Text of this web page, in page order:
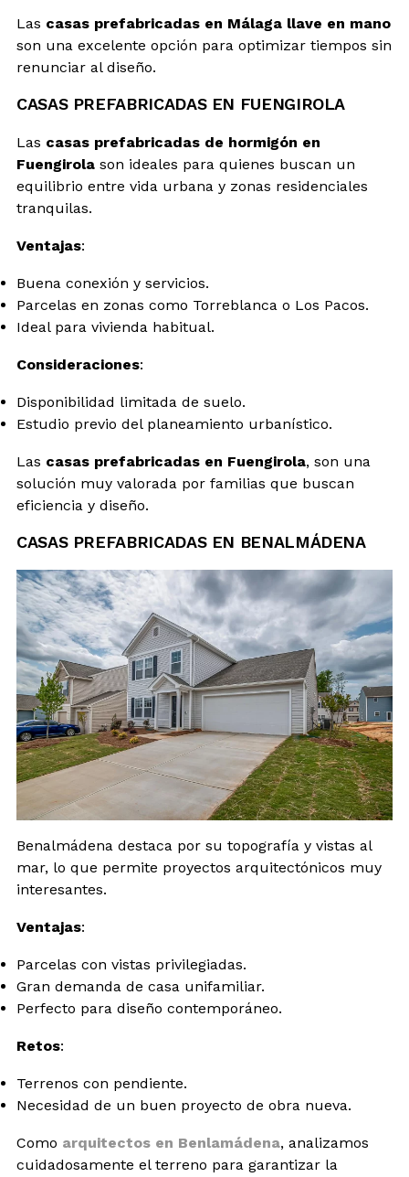
Las casas prefabricadas en Málaga llave en mano
son una excelente opción para optimizar tiempos sin
renunciar al diseño.
CASAS PREFABRICADAS EN FUENGIROLA
Las casas prefabricadas de hormigón en
Fuengirola son ideales para quienes buscan un
equilibrio entre vida urbana y zonas residenciales
tranquilas.
Ventajas:
Buena conexión y servicios.
Parcelas en zonas como Torreblanca o Los Pacos.
Ideal para vivienda habitual.
Consideraciones:
Disponibilidad limitada de suelo.
Estudio previo del planeamiento urbanístico.
Las casas prefabricadas en Fuengirola, son una
solución muy valorada por familias que buscan
eficiencia y diseño.
CASAS PREFABRICADAS EN BENALMÁDENA
Benalmádena destaca por su topografía y vistas al
mar, lo que permite proyectos arquitectónicos muy
interesantes.
Ventajas:
Parcelas con vistas privilegiadas.
Gran demanda de casa unifamiliar.
Perfecto para diseño contemporáneo.
Retos:
Terrenos con pendiente.
Necesidad de un buen proyecto de obra nueva.
Como arquitectos en Benlamádena, analizamos
cuidadosamente el terreno para garantizar la